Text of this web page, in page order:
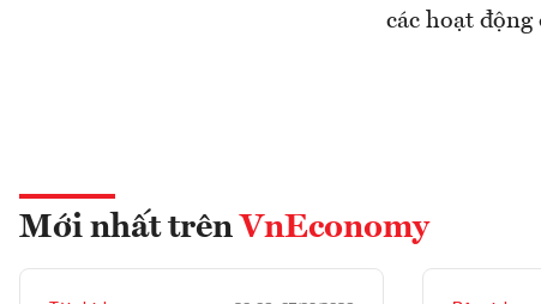
các hoạt
Mới nhất trên VnEconomy